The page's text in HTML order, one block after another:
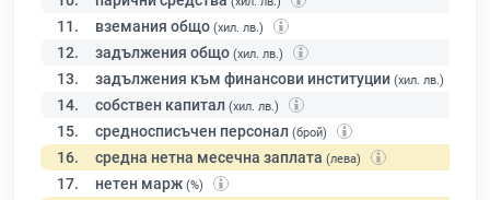
11. вземания общо (хил. лв.)
12. задължения общо (хил. лв.)
13. задължения към финансови институции (хил. лв.)
14. собствен капитал (хил. лв.)
15. средносписъчен персонал (брой)
16. средна нетна месечна заплата (лева)
17. нетен марж (%)